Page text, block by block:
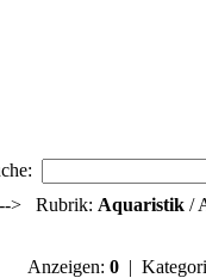
--> Rubrik: Aquaristik/
Anzeigen: 0|